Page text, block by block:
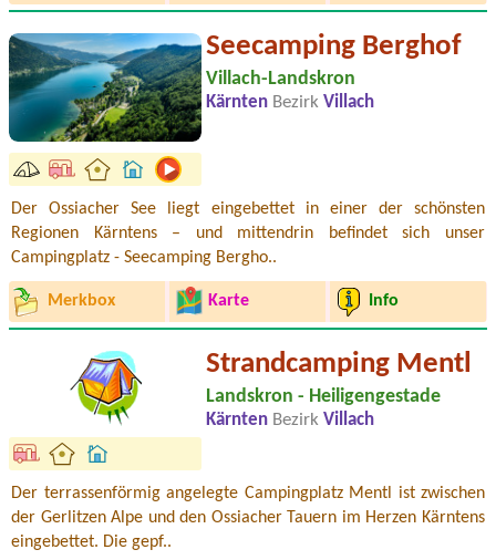
Seecamping Berghof
Villach-Landskron
Kärnten Bezirk Villach
Der Ossiacher See liegt eingebettet in einer der schönsten
Regionen Kärntens – und mittendrin befindet sich unser
Campingplatz - Seecamping Bergho..
Merkbox Karte Info
Strandcamping Mentl
Landskron - Heiligengestade
Kärnten Bezirk Villach
Der terrassenförmig angelegte Campingplatz Mentl ist zwischen
der Gerlitzen Alpe und den Ossiacher Tauern im Herzen Kärntens
eingebettet. Die gepf..